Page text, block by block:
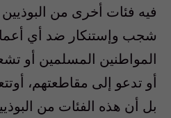
فيه فئات أخرى من
شجب وإستنكار ضد أي
المواطنين المسلمين أو
أو تدعو إلى مقاطعتهم،
بل أن هذه الفئات من